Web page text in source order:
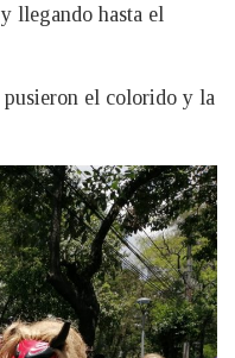
llegando hasta el
el colorido y la